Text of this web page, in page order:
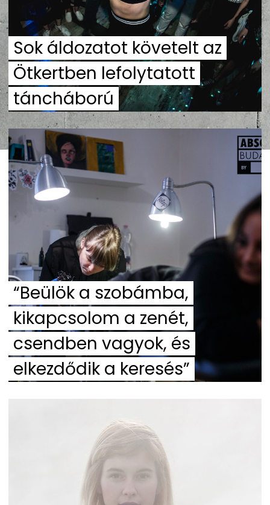
Sok áldozatot követelt az
Ötkertben lefolytatott
táncháború
“Beülök a szobámba,
kikapcsolom a zenét,
csendben vagyok, és
elkezdődik a keresés”